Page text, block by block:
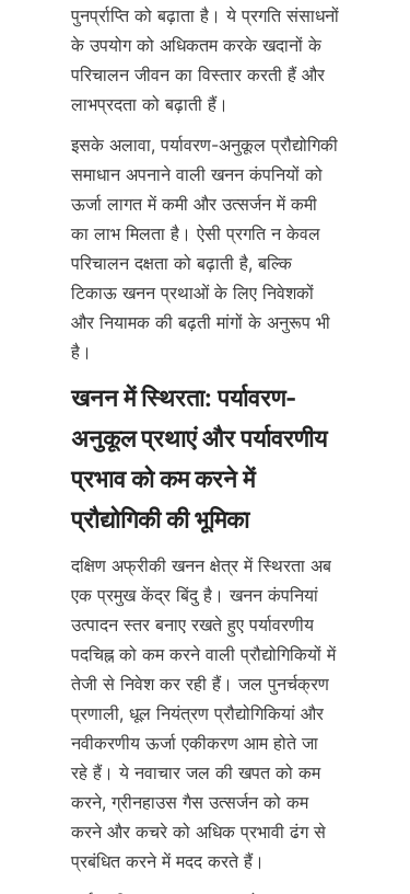
पुनर्प्राप्ति को बढ़ाता है। ये प्रगति संसाधनों
के उपयोग को अधिकतम करके खदानों के
परिचालन जीवन का विस्तार करती हैं और
इसके अलावा, पर्यावरण-अनुकूल प्रौद्योगिकी
समाधान अपनाने वाली खनन कंपनियों को
ऊर्जा लागत में कमी और उत्सर्जन में कमी
का लाभ मिलता है। ऐसी प्रगति न केवल
परिचालन दक्षता को बढ़ाती है, बल्कि
टिकाऊ खनन प्रथाओं के लिए निवेशकों
और नियामक की बढ़ती मांगों के अनुरूप भी
खनन में स्थिरता: पर्यावरण-
अनुकूल प्रथाएं और पर्यावरणीय
प्रभाव को कम करने में
दक्षिण अफ्रीकी खनन क्षेत्र में स्थिरता अब
एक प्रमुख केंद्र बिंदु है। खनन कंपनियां
उत्पादन स्तर बनाए रखते हुए पर्यावरणीय
पदचिह्न को कम करने वाली प्रौद्योगिकियों में
तेजी से निवेश कर रही हैं। जल पुनर्चक्रण
प्रणाली, धूल नियंत्रण प्रौद्योगिकियां और
नवीकरणीय ऊर्जा एकीकरण आम होते जा
रहे हैं। ये नवाचार जल की खपत को कम
करने, ग्रीनहाउस गैस उत्सर्जन को कम
करने और कचरे को अधिक प्रभावी ढंग से